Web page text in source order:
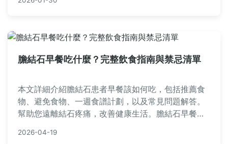
膽結石早餐吃什麼？完整飲食指南與禁忌清單
本文詳細介紹膽結石患者早餐該如何吃，包括推薦食
物、避免食物、一週食譜計劃，以及常見問題解答。
幫助您遠離結石疼痛，改善健康生活。膽結石早餐的
經驗分享。
2026-04-19